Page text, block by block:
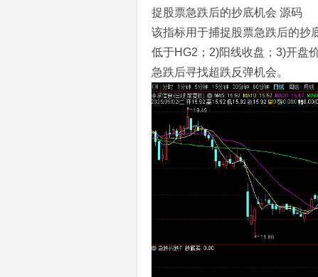
捉股票急跌后的抄底机会 源码
该指标用于捕捉股票急跌后的抄
低于HG2；2)阳线收盘；3)开盘
急跌后寻找超跌反弹机会。